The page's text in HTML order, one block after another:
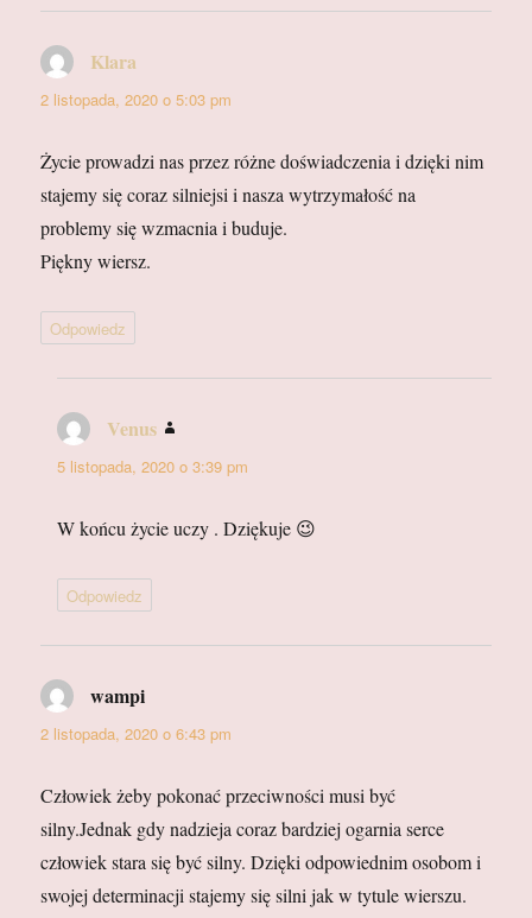
Klara
2 listopada, 2020 o 5:03 pm
Życie prowadzi nas przez różne doświadczenia i dzięki nim
stajemy się coraz silniejsi i nasza wytrzymałość na
problemy się wzmacnia i buduje.
Piękny wiersz.
Odpowiedz
Venus
5 listopada, 2020 o 3:39 pm
W końcu życie uczy . Dziękuje 😉
Odpowiedz
wampi
2 listopada, 2020 o 6:43 pm
Człowiek żeby pokonać przeciwności musi być
silny.Jednak gdy nadzieja coraz bardziej ogarnia serce
człowiek stara się być silny. Dzięki odpowiednim osobom i
swojej determinacji stajemy się silni jak w tytule wierszu.